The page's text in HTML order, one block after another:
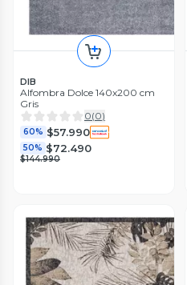
DIB
Alfombra Dolce 140x200 cm
Gris
0(0)
60% $57.990
50% $72.490
$144.990